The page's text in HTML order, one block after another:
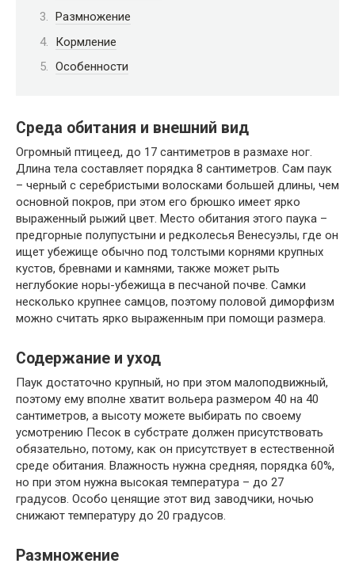
Размножение
Кормление
Особенности
Среда обитания и внешний вид
Огромный птицеед, до 17 сантиметров в размахе ног.
Длина тела составляет порядка 8 сантиметров. Сам паук
– черный с серебристыми волосками большей длины, чем
основной покров, при этом его брюшко имеет ярко
выраженный рыжий цвет. Место обитания этого паука –
предгорные полупустыни и редколесья Венесуэлы, где он
ищет убежище обычно под толстыми корнями крупных
кустов, бревнами и камнями, также может рыть
неглубокие норы-убежища в песчаной почве. Самки
несколько крупнее самцов, поэтому половой диморфизм
можно считать ярко выраженным при помощи размера.
Содержание и уход
Паук достаточно крупный, но при этом малоподвижный,
поэтому ему вполне хватит вольера размером 40 на 40
сантиметров, а высоту можете выбирать по своему
усмотрению Песок в субстрате должен присутствовать
обязательно, потому, как он присутствует в естественной
среде обитания. Влажность нужна средняя, порядка 60%,
но при этом нужна высокая температура – до 27
градусов. Особо ценящие этот вид заводчики, ночью
снижают температуру до 20 градусов.
Размножение